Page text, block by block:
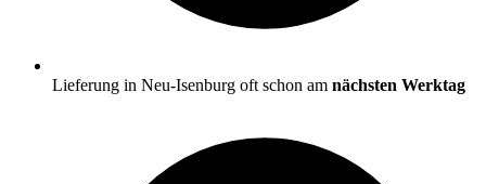
Lieferung in Neu-Isenburg oft schon am nächsten Werktag